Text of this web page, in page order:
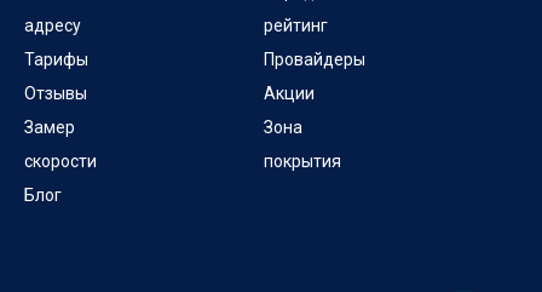
адресу
Тарифы
Отзывы
Замер
скорости
Блог
рейтинг
Провайдеры
Акции
Зона
покрытия